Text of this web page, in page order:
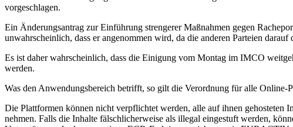
vorgeschlagen.
Ein Änderungsantrag zur Einführung strengerer Maßnahmen gegen
unwahrscheinlich, dass er angenommen wird, da die anderen Parteien
Es ist daher wahrscheinlich, dass die Einigung vom Montag im IMCO
werden.
Was den Anwendungsbereich betrifft, so gilt die Verordnung für alle
Die Plattformen können nicht verpflichtet werden, alle auf ihnen gehosteten
nehmen. Falls die Inhalte fälschlicherweise als illegal eingestuft werden,